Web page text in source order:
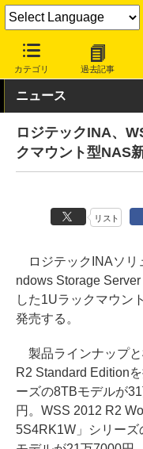
カテゴリ 過去記事
INTERNET Watch ハード
ニュース
ロジテックINA、
クマウント型NAS
リスト
ロジテックINAソリ
ndows Storage
した1Uラックマウン
発売する。
製品ラインナップ
R2 Standard Edition
ーズの8TBモデルが
円。WSS 2012 R2
5S4RK1W」シリー